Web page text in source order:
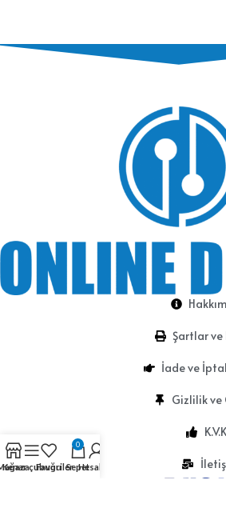
Şartlar ve
İade ve
Gizlilik ve
Kenar çubuğu
Favoriler
0
SepetHesabım